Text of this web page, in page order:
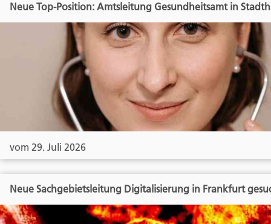
Neue Top-Position: Amtsleitung Gesundheitsamt in
vom 29. Juli 2026
Neue Sachgebietsleitung Digitalisierung in Frankfurt